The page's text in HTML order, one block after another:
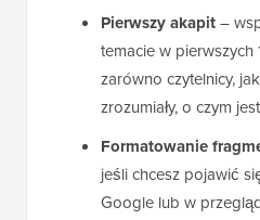
Pierwszy akapit–
temacie w pierwszych
zarówno czytelnicy,
zrozumiały, o czym
Formatowanie
jeśli chcesz pojawić
Google lub w